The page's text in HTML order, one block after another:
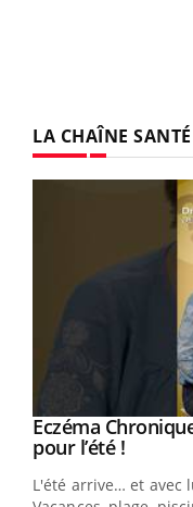
LA CHAÎNE SANTÉ
Youtube
Eczéma
pour l’été !Youtube
L'été arrive… et avec